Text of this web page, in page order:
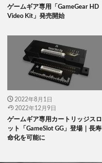
ゲームギア専用「GameGear HD
Video Kit」発売開始
2022年8月1日
2022年12月9日
ゲームギア専用カートリッジスロ
ット「GameSlot GG」登場｜長寿
命化を可能に